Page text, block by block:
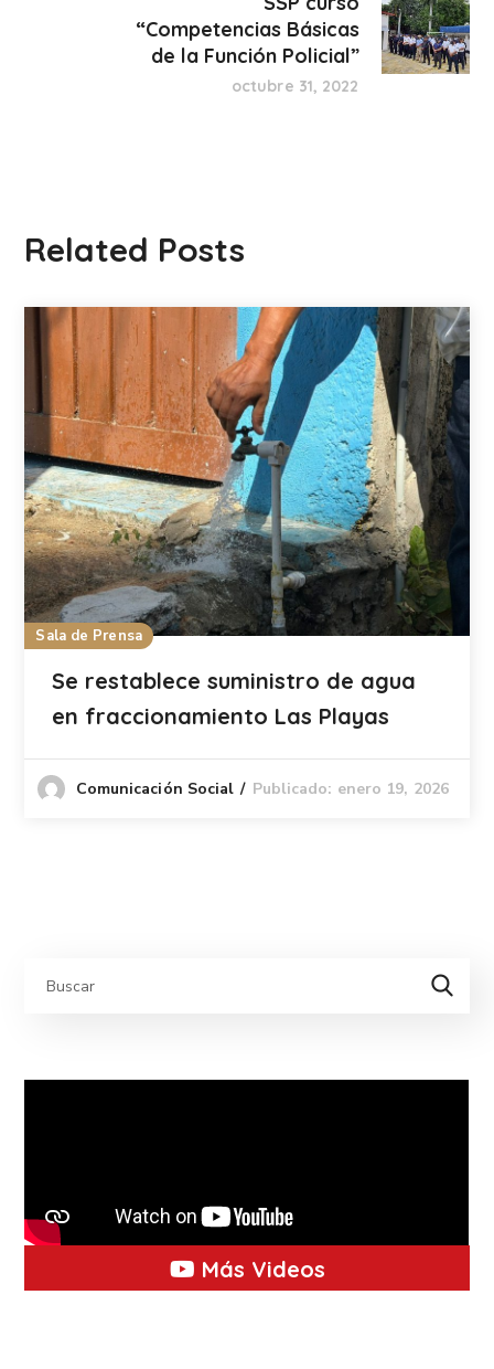
“Competencias Básicas
de la Función Policial”
octubre 31, 2022
Related Posts
Sala de Prensa
Se restablece suministro de agua
en fraccionamiento Las Playas
Comunicación Social Publicado: enero 19, 2026
Más Videos